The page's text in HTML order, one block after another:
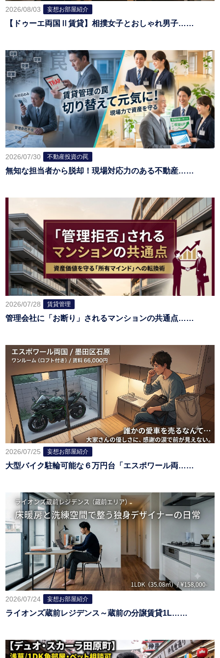
2026/08/03 妄想お部屋紹介
【ドゥーエ両国Ⅱ賃貸】相撲女子とおしゃれ男子……
2026/07/30 不動産投資の罠
無知な担当者から脱却！現場対応力のある不動産……
2026/07/28 賃貸管理
管理会社に「お断り」されるマンションの共通点……
2026/07/25 妄想お部屋紹介
大型バイク駐輪可能な６万円台「エスポワール両……
2026/07/24 妄想お部屋紹介
ライオンズ蔵前レジデンス～蔵前の分譲賃貸1L……